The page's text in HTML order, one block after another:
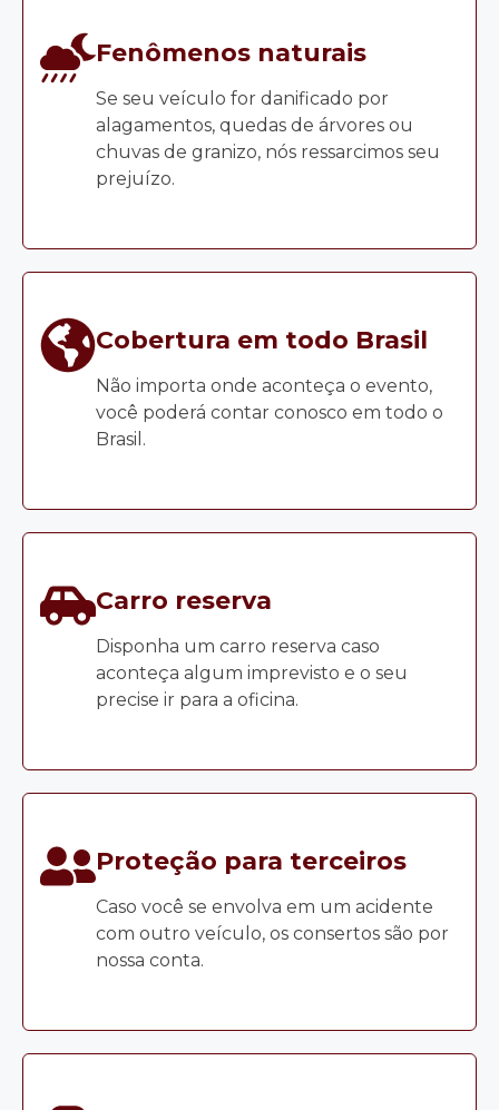
Fenômenos naturais
Se seu veículo for danificado por
alagamentos, quedas de árvores ou
chuvas de granizo, nós ressarcimos seu
prejuízo.
Cobertura em todo Brasil
Não importa onde aconteça o evento,
você poderá contar conosco em todo o
Brasil.
Carro reserva
Disponha um carro reserva caso
aconteça algum imprevisto e o seu
precise ir para a oficina.
Proteção para terceiros
Caso você se envolva em um acidente
com outro veículo, os consertos são por
nossa conta.